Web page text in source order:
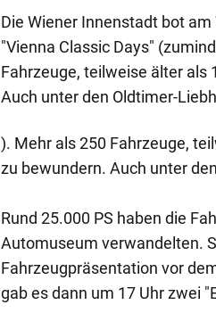
Die Wiener Innenstadt bot
"Vienna Classic Days"
Fahrzeuge, teilweise älter als
Auch unter den Oldtimer-
). Mehr als 250 Fahrzeuge,
zu bewundern. Auch unter
Rund 25.000 PS haben die
Automuseum verwandelten.
Fahrzeugpräsentation vor
gab es dann um 17 Uhr zwei